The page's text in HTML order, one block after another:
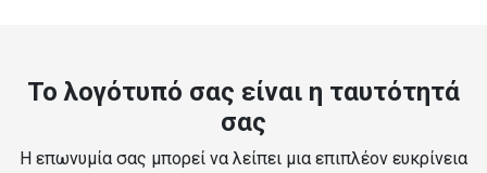
Το λογότυπό σας είναι η ταυτότητά
σας
Η επωνυμία σας μπορεί να λείπει μια επιπλέον ευκρίνεια